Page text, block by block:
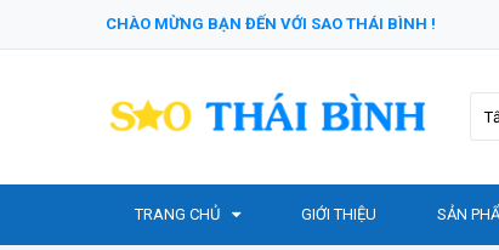
CHÀO MỪNG BẠN ĐẾN VỚI SAO THÁI BÌNH !
TRANG CHỦ GIỚI THIỆU SẢN